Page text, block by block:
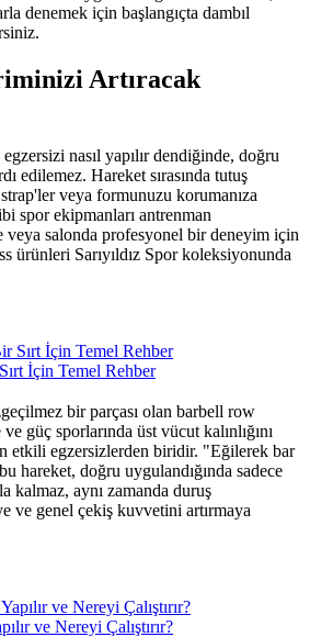
denemek için başlangıçta dambıl
Artıracak
nasıl yapılır dendiğinde, doğru
edilemez. Hareket sırasında tutuş
veya formunuzu korumanıza
spor ekipmanları antrenman
veya salonda profesyonel bir deneyim için
ürünleri Sarıyıldız Spor koleksiyonunda
İçin Temel Rehber
bir parçası olan barbell row
güç sporlarında üst vücut kalınlığını
etkili egzersizlerden biridir. "Eğilerek bar
hareket, doğru uygulandığında sadece
kalmaz, aynı zamanda duruş
ve genel çekiş kuvvetini artırmaya
ve Nereyi Çalıştırır?